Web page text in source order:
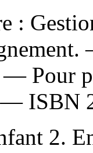
:
— Pour
— ISBN
2.